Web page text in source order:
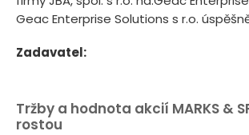
Geac Enterprise Solutions s r.o.
Zadavatel:
Tržby a hodnota akcií MARKS &
rostou